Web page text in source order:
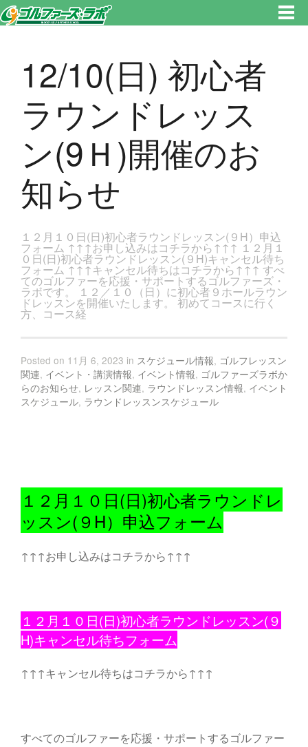
ジです。新宿区、若松河田で気軽にゴルフレッスン！
12/10(日) 初心者
ラウンドレッス
ン(9Ｈ)開催のお
知らせ
１２月１０日(日)初心者ラウンドレッスン(９H）申込
フォーム ↑↑↑お申し込みはコチラから↑↑↑ １２月１
０日(日)初心者ラウンドレッスン(９H)キャンセル待ち
フォーム ↑↑↑キャンセル待ちはコチラから↑↑↑ すべ
てのゴルファーを応援・サポートするゴルファーズ・
ラボです。 １２／１０（日）に初心者９ホールラウン
ドレッスンを開催いたします。 初めてコースに行く
方、コース経
Posted on 11月 6, 2023 in スケジュール情報, ゴルフレッスン
関連, イベント・講演情報, イベント情報, ゴルファーズラボか
らのお知らせ, レッスン関連, ラウンドレッスン情報, イベント
スケジュール, ラウンドレッスンスケジュール
１２月１０日(日)初心者ラウンドレ
ッスン(９H）申込フォーム
↑↑↑お申し込みはコチラから↑↑↑
１２月１０日(日)初心者ラウンドレッスン(９
H)キャンセル待ちフォーム
↑↑↑キャンセル待ちはコチラから↑↑↑
すべてのゴルファーを応援・サポートするゴルファー